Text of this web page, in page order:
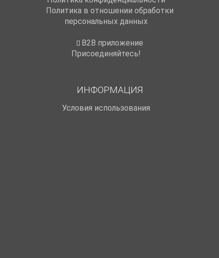
Политика в отношении обработки
персональных данных
B2B приложение
Присоединяйтесь!
ИНФОРМАЦИЯ
Условия использования